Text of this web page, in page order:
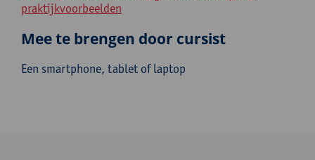
praktijkvoorbeelden
Mee te brengen door cursist
Een smartphone, tablet of laptop